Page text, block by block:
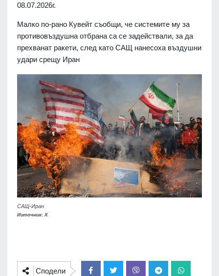
08.07.2026г.
Малко по-рано Кувейт съобщи, че системите му за
противовъздушна отбрана са се задействали, за да
прехванат ракети, след като САЩ нанесоха въздушни
удари срещу Иран
САЩ-Иран
Източник: X
Сподели